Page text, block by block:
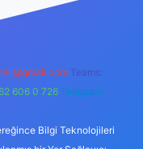
Teams:
606 0 726 Telegram:
Bilgi Teknolojileri